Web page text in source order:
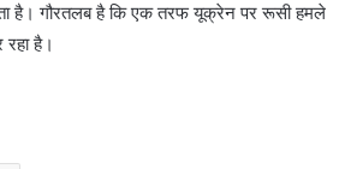
है। गौरतलब है कि एक तरफ यूक्रेन पर रूसी हमले
है।